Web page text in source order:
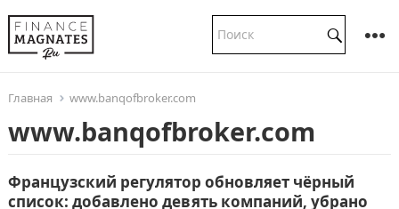
Главная www.banqofbroker.com
www.banqofbroker.com
Французский регулятор обновляет чёрный
список: добавлено девять компаний, убрано